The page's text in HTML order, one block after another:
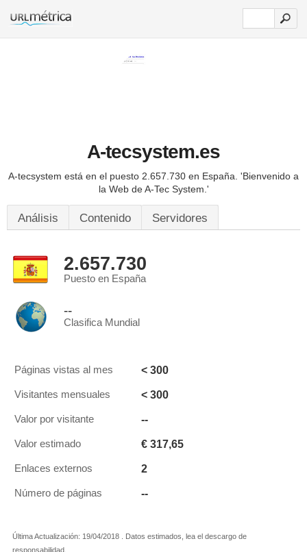
A-tecsystem.es
A-tecsystem está en el puesto 2.657.730 en España. 'Bienvenido a
la Web de A-Tec System.'
Análisis Contenido Servidores
2.657.730
Puesto en España
--
Clasifica Mundial
Páginas vistas al mes < 300
Visitantes mensuales < 300
Valor por visitante --
Valor estimado € 317,65
Enlaces externos 2
Número de páginas --
Última Actualización: 19/04/2018 . Datos estimados, lea el descargo de
responsabilidad.